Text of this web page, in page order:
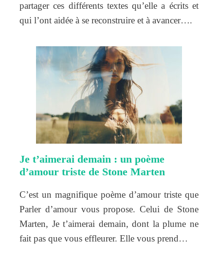
partager ces différents textes qu’elle a écrits et
qui l’ont aidée à se reconstruire et à avancer….
Je t’aimerai demain : un poème
d’amour triste de Stone Marten
C’est un magnifique poème d’amour triste que
Parler d’amour vous propose. Celui de Stone
Marten, Je t’aimerai demain, dont la plume ne
fait pas que vous effleurer. Elle vous prend…